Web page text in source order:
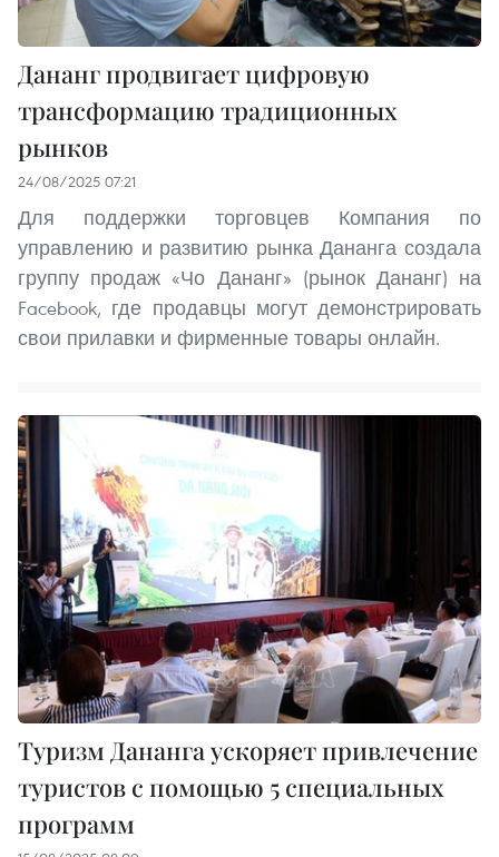
Дананг продвигает цифровую
трансформацию традиционных
рынков
24/08/2025 07:21
Для поддержки торговцев Компания по
управлению и развитию рынка Дананга создала
группу продаж «Чо Дананг» (рынок Дананг) на
Facebook, где продавцы могут демонстрировать
свои прилавки и фирменные товары онлайн.
Туризм Дананга ускоряет привлечение
туристов с помощью 5 специальных
программ